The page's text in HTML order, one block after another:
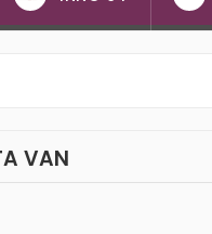
VAN